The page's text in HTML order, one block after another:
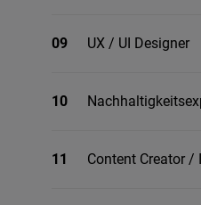
09 UX / UI Designer
10
11 Content Creator /